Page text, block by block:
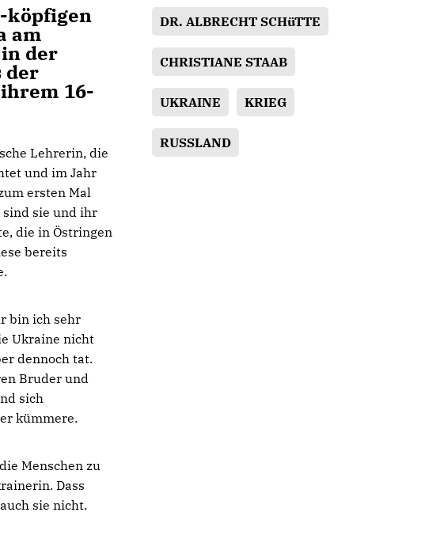
köpfigen
am
der
der
16-
Lehrerin, die
und im Jahr
ersten Mal
sind sie und ihr
die in Östringen
bereits
bin ich sehr
Ukraine nicht
dennoch tat.
Bruder und
sich
kümmere.
Menschen zu
Dass
sie nicht.
DR. ALBRECHT SCHüTTE
CHRISTIANE STAAB
UKRAINE KRIEG
RUSSLAND